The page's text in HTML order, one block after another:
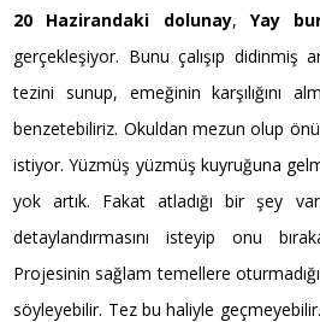
20 Hazirandaki dolunay, Yay
gerçekleşiyor. Bunu çalışıp didinmiş
tezini sunup, emeğinin karşılığını
benzetebiliriz. Okuldan mezun olup
istiyor. Yüzmüş yüzmüş kuyruğuna
yok artık. Fakat atladığı bir şey
detaylandırmasını isteyip onu
Projesinin sağlam temellere
söyleyebilir. Tez bu haliyle